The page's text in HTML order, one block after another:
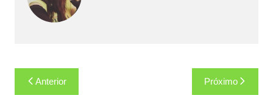
Navegação
Anterior Próximo